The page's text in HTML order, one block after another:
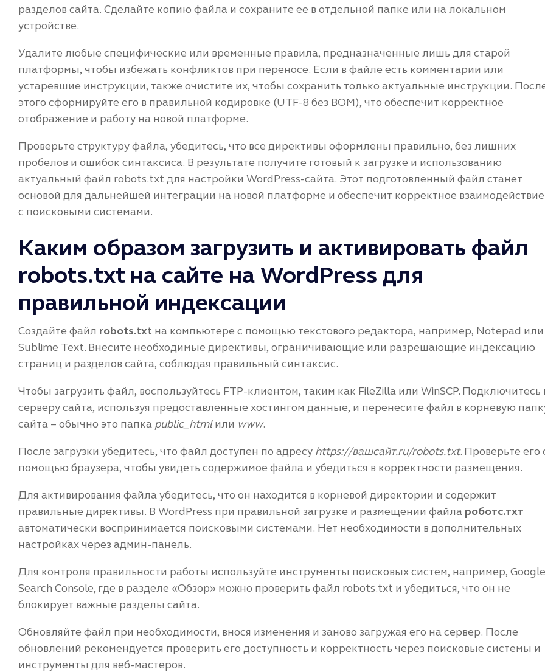
разделов сайта. Сделайте копию файла и сохраните ее в отдельной папке или на локальном
устройстве.
Удалите любые специфические или временные правила, предназначенные лишь для старой
платформы, чтобы избежать конфликтов при переносе. Если в файле есть комментарии или
устаревшие инструкции, также очистите их, чтобы сохранить только актуальные инструкции.
этого сформируйте его в правильной кодировке (UTF-8 без BOM), что обеспечит корректное
отображение и работу на новой платформе.
Проверьте структуру файла, убедитесь, что все директивы оформлены правильно, без лишних
пробелов и ошибок синтаксиса. В результате получите готовый к загрузке и использованию
актуальный файл robots.txt для настройки WordPress-сайта. Этот подготовленный файл станет
основой для дальнейшей интеграции на новой платформе и обеспечит корректное взаимодействие
с поисковыми системами.
Каким образом загрузить и активировать файл
robots.txt на сайте на WordPress для
правильной индексации
Создайте файл robots.txt на компьютере с помощью текстового редактора, например, Notepad или
Sublime Text. Внесите необходимые директивы, ограничивающие или разрешающие индексацию
страниц и разделов сайта, соблюдая правильный синтаксис.
Чтобы загрузить файл, воспользуйтесь FTP-клиентом, таким как FileZilla или WinSCP. Подключитесь
серверу сайта, используя предоставленные хостингом данные, и перенесите файл в корневую
сайта – обычно это папка public_htmlили www.
После загрузки убедитесь, что файл доступен по адресу https://вашсайт.ru/robots.txt. Проверьте его
помощью браузера, чтобы увидеть содержимое файла и убедиться в корректности размещения.
Для активирования файла убедитесь, что он находится в корневой директории и содержит
правильные директивы. В WordPress при правильной загрузке и размещении файла роботс.тхт
автоматически воспринимается поисковыми системами. Нет необходимости в дополнительных
настройках через админ-панель.
Для контроля правильности работы используйте инструменты поисковых систем, например, Google
Search Console, где в разделе «Обзор» можно проверить файл robots.txt и убедиться, что он не
блокирует важные разделы сайта.
Обновляйте файл при необходимости, внося изменения и заново загружая его на сервер. После
обновлений рекомендуется проверить его доступность и корректность через поисковые системы и
инструменты для веб-мастеров.